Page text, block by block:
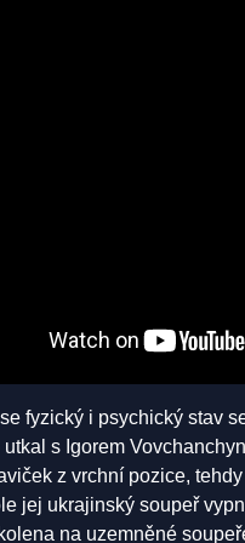
fyzický i psychický stav
s Igorem
z vrchní pozice,
jej ukrajinský soupeř
na uzemněné